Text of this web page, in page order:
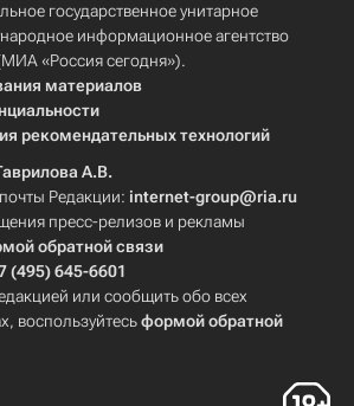
государственное унитарное
информационное агентство
«Россия сегодня»).
материалов
рекомендательных технологий
А.В.
Редакции: internet-group@ria.ru
пресс-релизов и рекламы
обратной связи
(495) 645-6601
или сообщить обо всех
воспользуйтесьформой обратной